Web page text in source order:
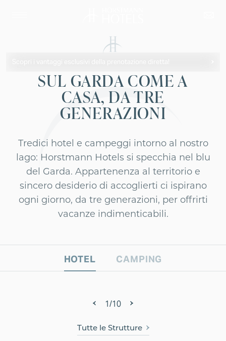
SUL GARDA COME A
CASA, DA TRE
GENERAZIONI
Tredici hotel e campeggi intorno al nostro
lago: Horstmann Hotels si specchia nel blu
del Garda. Appartenenza al territorio e
sincero desiderio di accoglierti ci ispirano
ogni giorno, da tre generazioni, per offrirti
vacanze indimenticabili.
HOTEL CAMPING
Hotel Villa Dirce
Adults only
Scopri
1/10
Tutte le Strutture